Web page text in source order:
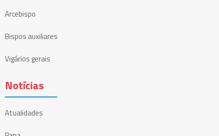
Arcebispo
Bispos auxiliares
Vigários gerais
Notícias
Atualidades